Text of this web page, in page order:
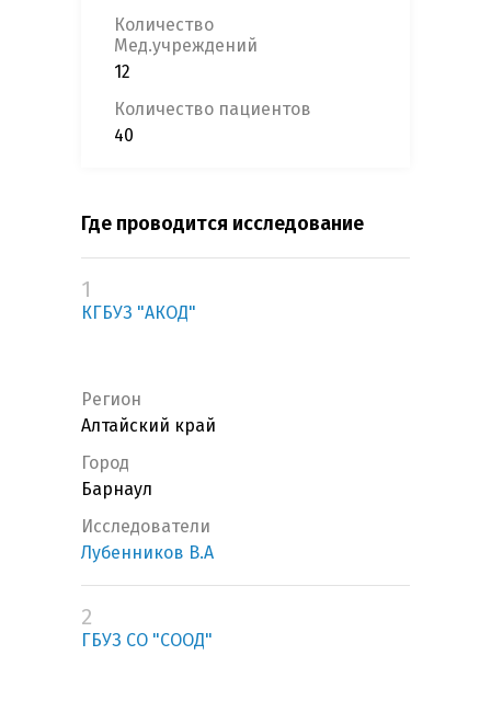
Количество
Мед.учреждений
12
Количество пациентов
40
Где проводится исследование
1
КГБУЗ "АКОД"
Регион
Алтайский край
Город
Барнаул
Исследователи
Лубенников В.А
2
ГБУЗ СО "СООД"